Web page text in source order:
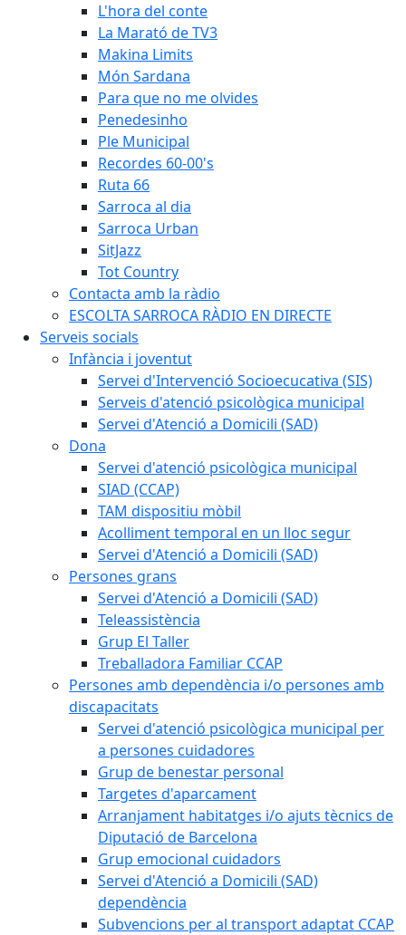
L'hora del conte
La Marató de TV3
Makina Limits
Món Sardana
Para que no me olvides
Penedesinho
Ple Municipal
Recordes 60-00's
Ruta 66
Sarroca al dia
Sarroca Urban
SitJazz
Tot Country
Contacta amb la ràdio
ESCOLTA SARROCA RÀDIO EN DIRECTE
Serveis socials
Infància i joventut
Servei d'Intervenció Socioecucativa (SIS)
Serveis d'atenció psicològica municipal
Servei d'Atenció a Domicili (SAD)
Dona
Servei d'atenció psicològica municipal
SIAD (CCAP)
TAM dispositiu mòbil
Acolliment temporal en un lloc segur
Servei d'Atenció a Domicili (SAD)
Persones grans
Servei d'Atenció a Domicili (SAD)
Teleassistència
Grup El Taller
Treballadora Familiar CCAP
Persones amb dependència i/o persones amb
discapacitats
Servei d'atenció psicològica municipal per
a persones cuidadores
Grup de benestar personal
Targetes d'aparcament
Arranjament habitatges i/o ajuts tècnics de
Diputació de Barcelona
Grup emocional cuidadors
Servei d'Atenció a Domicili (SAD)
dependència
Subvencions per al transport adaptat CCAP